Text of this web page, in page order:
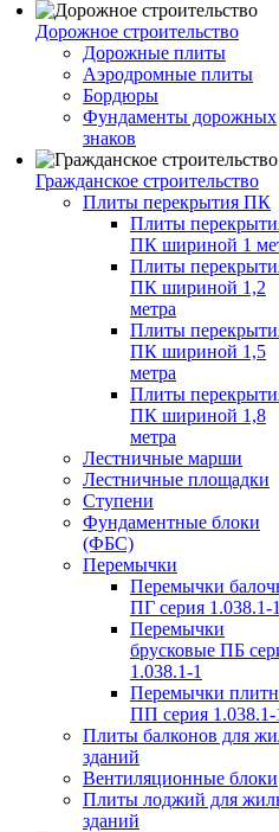
Дорожное строительство
Дорожные плиты
Аэродромные плиты
Бордюры
Фундаменты дорожных
знаков
Гражданское строительство
Плиты перекрытия ПК
Плиты
ПК шириной 1
Плиты
ПК шириной 1,2
метра
Плиты
ПК шириной 1,5
метра
Плиты
ПК шириной 1,8
метра
Лестничные марши
Лестничные площадки
Ступени
Фундаментные блоки
(ФБС)
Перемычки
Перемычки
ПГ серия 1.038.1-
Перемычки
брусковые ПБ
1.038.1-1
Перемычки
ПП серия 1.038.1-
Плиты балконов для
зданий
Вентиляционные блоки
Плиты лоджий для
зданий